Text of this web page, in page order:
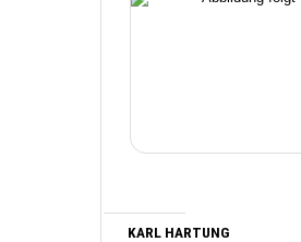
KARL HARTUNG